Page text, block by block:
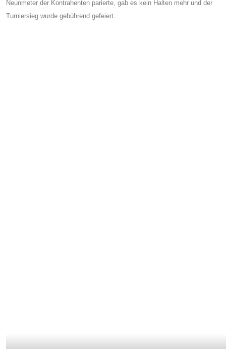
Neunmeter der Kontrahenten parierte, gab es kein Halten mehr und der
Turniersieg wurde gebührend gefeiert.